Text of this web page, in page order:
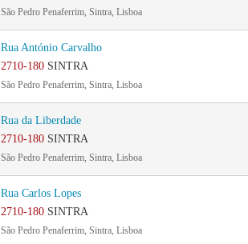
São Pedro Penaferrim, Sintra, Lisboa
Rua António Carvalho
2710-180 SINTRA
São Pedro Penaferrim, Sintra, Lisboa
Rua da Liberdade
2710-180 SINTRA
São Pedro Penaferrim, Sintra, Lisboa
Rua Carlos Lopes
2710-180 SINTRA
São Pedro Penaferrim, Sintra, Lisboa